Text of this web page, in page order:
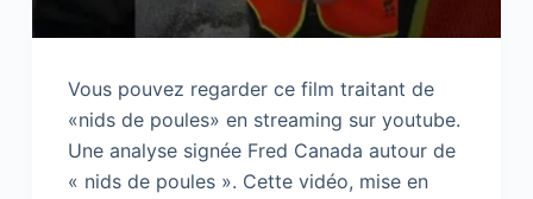
Vous pouvez regarder ce film traitant de
«nids de poules» en streaming sur youtube.
Une analyse signée Fred Canada autour de
« nids de poules ». Cette vidéo, mise en